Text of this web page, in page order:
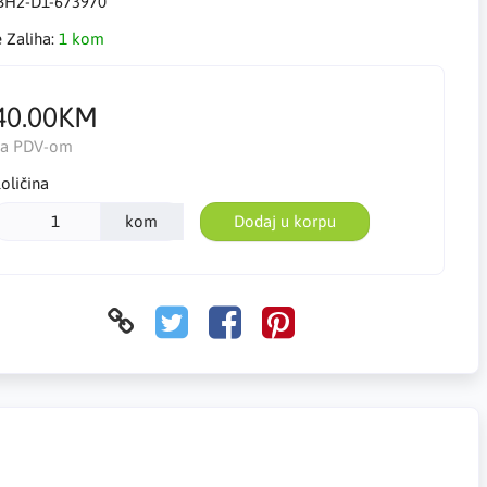
Zaliha: 1 kom
PDV-om
kom Dodaj u korpu